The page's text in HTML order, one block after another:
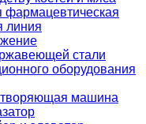
линия
стали
оборудования
машина